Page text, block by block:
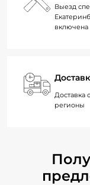
Выезд
включена
Доставка
регионы